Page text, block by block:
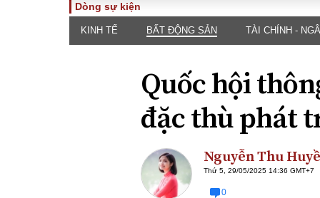
TOÀN CẢNH
Chính sách
Sự kiện
Đối thoại
PHÁP
luật
Góc
Hồ sơ
An ninh
Dòng sự kiện
KINH TẾ BẤT ĐỘNG SẢN TÀI CHÍNH -
Quốc hội
đặc thù phát
Nguyễn Thu
Thứ 5, 29/05/2025 14:36 GMT+7
0